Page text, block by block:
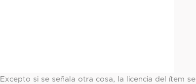
Excepto si se señala otra cosa, la licencia del ítem se